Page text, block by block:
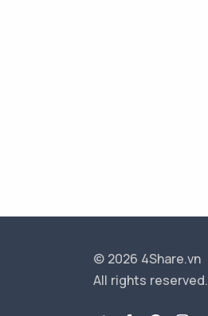
© 2026 4Share.vn
All rights reserved.